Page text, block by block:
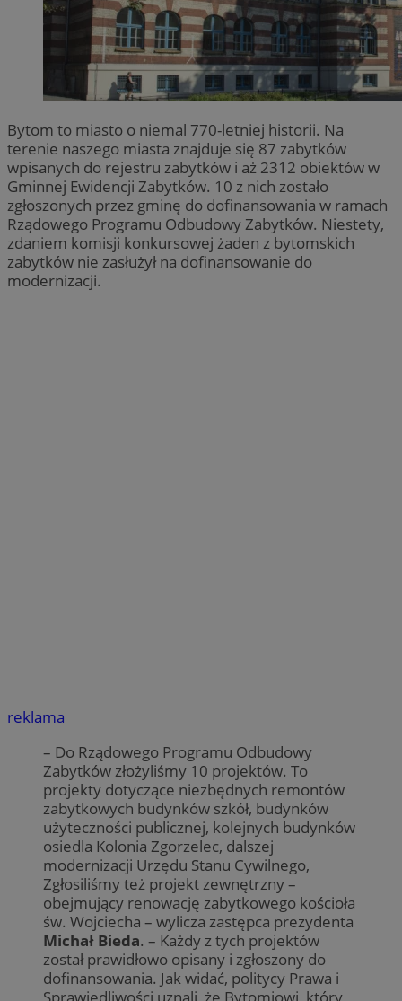
Bytom to miasto o niemal 770-letniej historii. Na
terenie naszego miasta znajduje się 87 zabytków
wpisanych do rejestru zabytków i aż 2312 obiektów w
Gminnej Ewidencji Zabytków. 10 z nich zostało
zgłoszonych przez gminę do dofinansowania w ramach
Rządowego Programu Odbudowy Zabytków. Niestety,
zdaniem komisji konkursowej żaden z bytomskich
zabytków nie zasłużył na dofinansowanie do
modernizacji.
reklama
– Do Rządowego Programu Odbudowy
Zabytków złożyliśmy 10 projektów. To
projekty dotyczące niezbędnych remontów
zabytkowych budynków szkół, budynków
użyteczności publicznej, kolejnych budynków
osiedla Kolonia Zgorzelec, dalszej
modernizacji Urzędu Stanu Cywilnego,
Zgłosiliśmy też projekt zewnętrzny –
obejmujący renowację zabytkowego kościoła
św. Wojciecha – wylicza zastępca prezydenta
Michał Bieda. – Każdy z tych projektów
został prawidłowo opisany i zgłoszony do
dofinansowania. Jak widać, politycy Prawa i
Sprawiedliwości uznali, że Bytomiowi, który